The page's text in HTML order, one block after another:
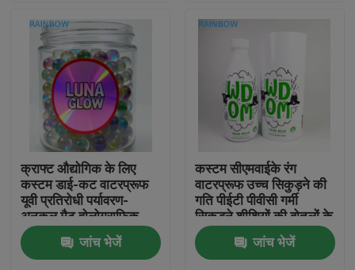
उत्पाद
हमारे बारे में
हमसे संपर्क करें
समाचार
मामले
क्राफ्ट औद्योगिक के लिए
कस्टम डाई-कट वाटरप्रूफ
यूवी प्रतिरोधी पर्यावरण-
अनुकूल मैट होलोग्राफिक
बारकोड चिपकने वाले विनाइल
स्टिकर
जांच भेजें
कस्टम सीएमवाईके रंग
वाटरप्रूफ उच्च सिकुड़ने की
गति पीईटी पीवीसी गर्मी
सिकुड़ने शीशियों की बोतलों के
लिए लिफाफा लेबल
जांच भेजें